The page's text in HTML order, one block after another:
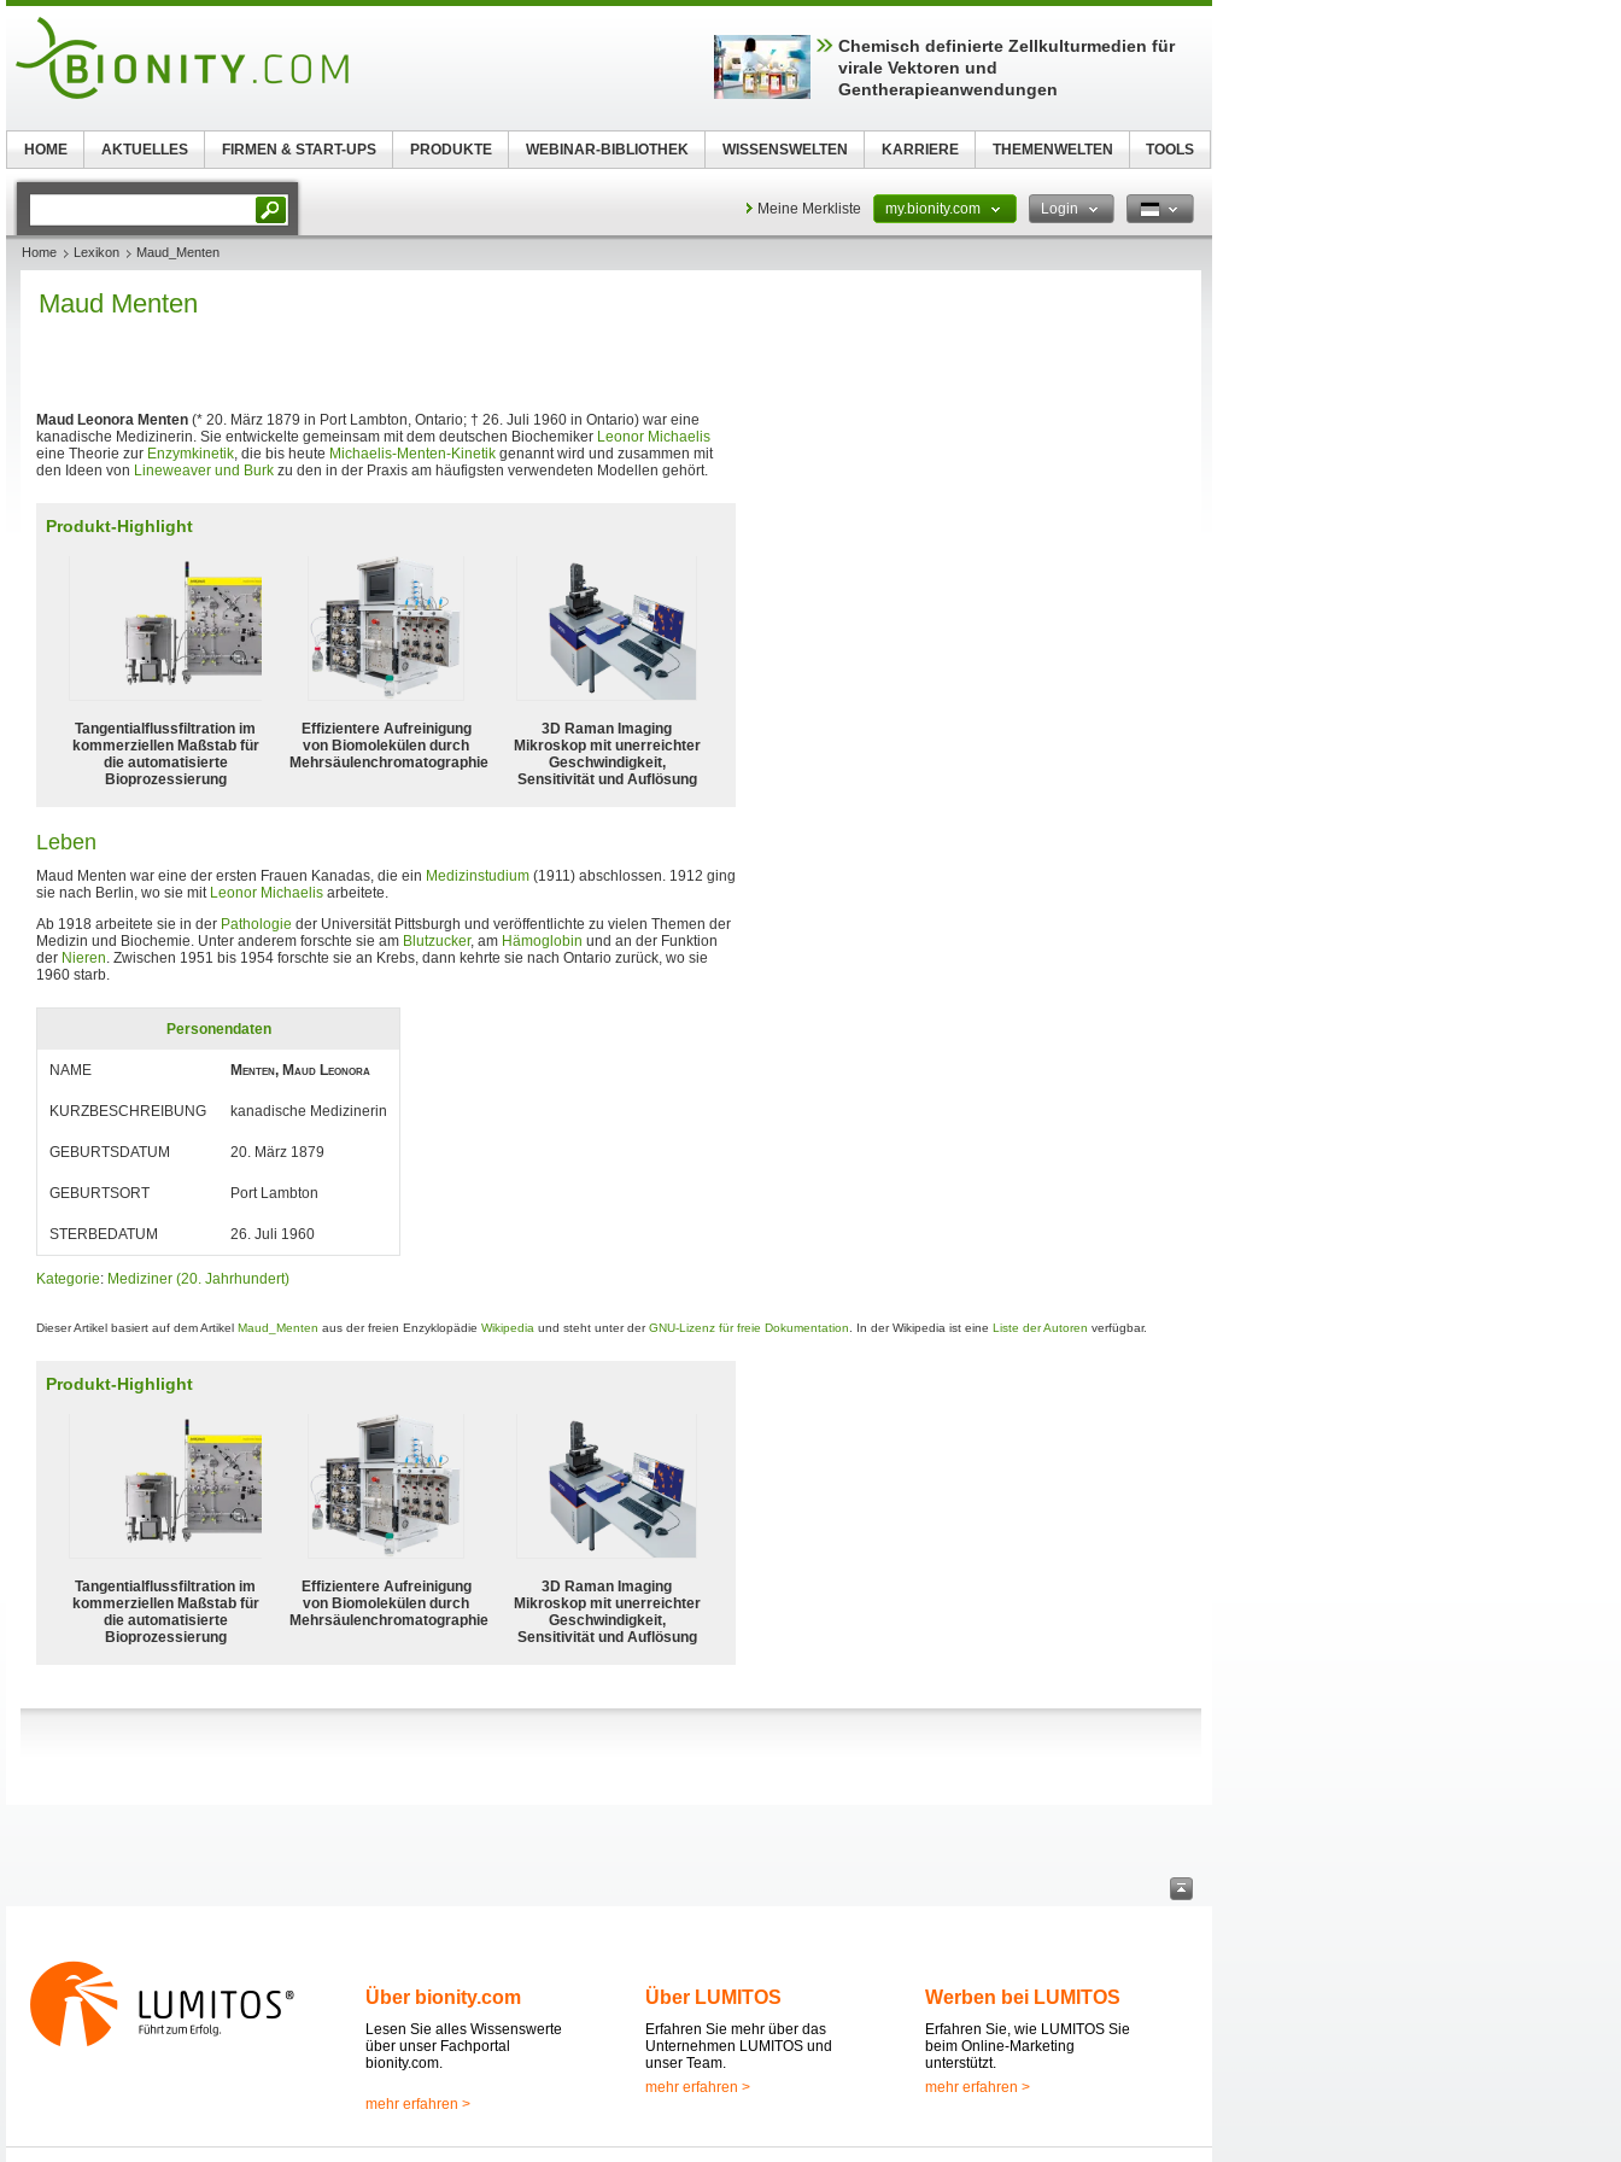
Meine Merkliste my.bionity.com Login
Home Lexikon Maud_Menten
Maud Menten
Maud Leonora Menten (* 20. März 1879 in Port Lambton, Ontario; † 26. Juli 1960 in Ontario) war eine
kanadische Medizinerin. Sie entwickelte gemeinsam mit dem deutschen Biochemiker Leonor Michaelis
eine Theorie zur Enzymkinetik, die bis heute Michaelis-Menten-Kinetik genannt wird und zusammen mit
den Ideen von Lineweaver und Burk zu den in der Praxis am häufigsten verwendeten Modellen gehört.
Produkt-Highlight
Tangentialflussfiltration im
kommerziellen Maßstab für
die automatisierte
Bioprozessierung
Effizientere Aufreinigung
von Biomolekülen durch
Mehrsäulenchromatographie
3D Raman Imaging
Mikroskop mit unerreichter
Geschwindigkeit,
Sensitivität und Auflösung
Leben
Maud Menten war eine der ersten Frauen Kanadas, die ein Medizinstudium (1911) abschlossen. 1912 ging
sie nach Berlin, wo sie mit Leonor Michaelis arbeitete.
Ab 1918 arbeitete sie in der Pathologie der Universität Pittsburgh und veröffentlichte zu vielen Themen der
Medizin und Biochemie. Unter anderem forschte sie am Blutzucker, am Hämoglobin und an der Funktion
der Nieren. Zwischen 1951 bis 1954 forschte sie an Krebs, dann kehrte sie nach Ontario zurück, wo sie
1960 starb.
Personendaten
NAME Menten, Maud Leonora
KURZBESCHREIBUNG kanadische Medizinerin
GEBURTSDATUM 20. März 1879
GEBURTSORT Port Lambton
STERBEDATUM 26. Juli 1960
Kategorie: Mediziner (20. Jahrhundert)
Dieser Artikel basiert auf dem Artikel Maud_Menten aus der freien Enzyklopädie Wikipedia und steht unter derGNU-Lizenz für freie Dokumentation . In der Wikipedia ist eine Liste der Autoren verfügbar.
Produkt-Highlight
Tangentialflussfiltration im
kommerziellen Maßstab für
die automatisierte
Bioprozessierung
Effizientere Aufreinigung
von Biomolekülen durch
Mehrsäulenchromatographie
3D Raman Imaging
Mikroskop mit unerreichter
Geschwindigkeit,
Sensitivität und Auflösung
Über bionity.com
Lesen Sie alles Wissenswerte
über unser Fachportal
bionity.com.
mehr erfahren >
Über LUMITOS
Erfahren Sie mehr über das
Unternehmen LUMITOS und
unser Team.
mehr erfahren >
Werben bei LUMITOS
Erfahren Sie, wie LUMITOS Sie
beim Online-Marketing
unterstützt.
mehr erfahren >
Chemisch definierte Zellkulturmedien für
virale Vektoren und
Gentherapieanwendungen
HOME AKTUELLES FIRMEN & START-UPS PRODUKTE WEBINAR-BIBLIOTHEK WISSENSWELTEN KARRIERE THEMENWELTEN TOOLS